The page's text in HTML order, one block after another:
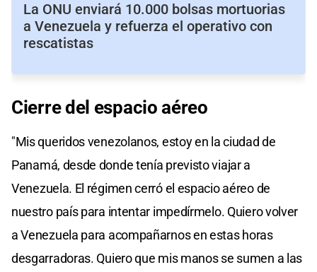
La ONU enviará 10.000 bolsas mortuorias
a Venezuela y refuerza el operativo con
rescatistas
Cierredel espacio aéreo
"Mis queridos venezolanos, estoy en la ciudad de
Panamá, desde donde tenía previsto viajar a
Venezuela. El régimen cerró el espacio aéreo de
nuestro país para intentar impedírmelo. Quiero volver
a Venezuela para acompañarnos en estas horas
desgarradoras. Quiero que mis manos se sumen a las